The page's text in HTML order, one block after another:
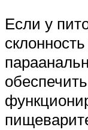
Если у